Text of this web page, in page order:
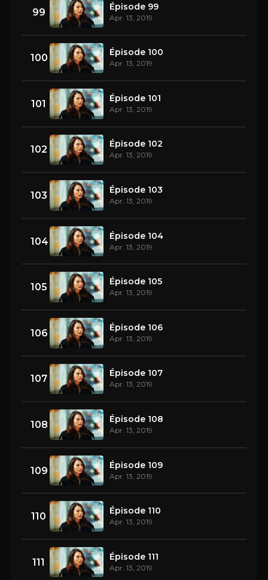
99 Épisode 99
Apr. 13, 2019
100 Épisode 100
Apr. 13, 2019
101 Épisode 101
Apr. 13, 2019
102 Épisode 102
Apr. 13, 2019
103 Épisode 103
Apr. 13, 2019
104 Épisode 104
Apr. 13, 2019
105 Épisode 105
Apr. 13, 2019
106 Épisode 106
Apr. 13, 2019
107 Épisode 107
Apr. 13, 2019
108 Épisode 108
Apr. 13, 2019
109 Épisode 109
Apr. 13, 2019
110 Épisode 110
Apr. 13, 2019
111 Épisode 111
Apr. 13, 2019